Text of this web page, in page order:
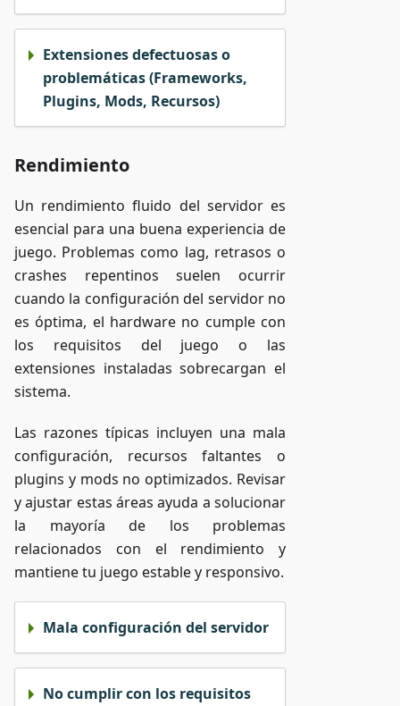
Extensiones defectuosas o
problemáticas (Frameworks,
Plugins, Mods, Recursos)
Rendimiento
Un rendimiento fluido del servidor es
esencial para una buena experiencia de
juego. Problemas como lag, retrasos o
crashes repentinos suelen ocurrir
cuando la configuración del servidor no
es óptima, el hardware no cumple con
los requisitos del juego o las
extensiones instaladas sobrecargan el
sistema.
Las razones típicas incluyen una mala
configuración, recursos faltantes o
plugins y mods no optimizados. Revisar
y ajustar estas áreas ayuda a solucionar
la mayoría de los problemas
relacionados con el rendimiento y
mantiene tu juego estable y responsivo.
Mala configuración del servidor
No cumplir con los requisitos